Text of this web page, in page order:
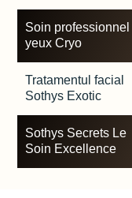
Soin professionnel
yeux Cryo​
Tratamentul facial
Sothys Exotic​
Sothys Secrets Le
Soin Excellence​